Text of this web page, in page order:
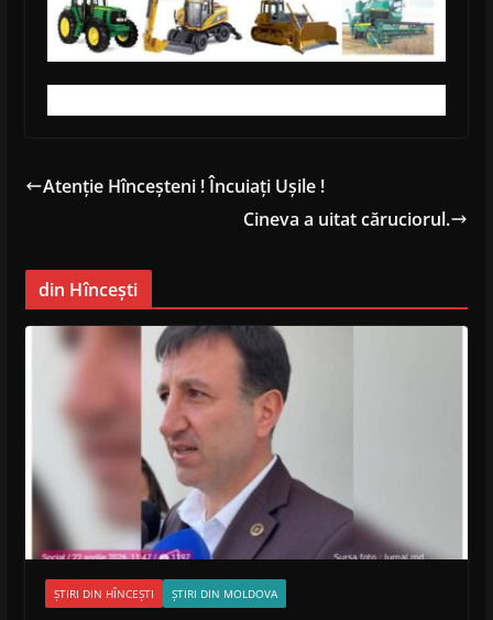
Atenție Hînceșteni ! Încuiați Ușile !
Cineva a uitat căruciorul.
din Hîncești
ȘTIRI DIN HÎNCEȘTI ȘTIRI DIN MOLDOVA